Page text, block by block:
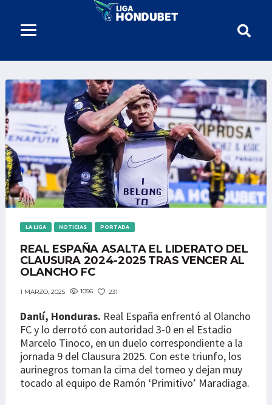
LA LIGA NOTICIAS PORTADA
REAL ESPAÑA ASALTA EL LIDERATO DEL
CLAUSURA 2024-2025 TRAS VENCER AL
OLANCHO FC
1 MARZO, 2025 1056 231
Danlí, Honduras. Real España enfrentó al Olancho
FC y lo derrotó con autoridad 3-0 en el Estadio
Marcelo Tinoco, en un duelo correspondiente a la
jornada 9 del Clausura 2025. Con este triunfo, los
aurinegros toman la cima del torneo y dejan muy
tocado al equipo de Ramón ‘Primitivo’ Maradiaga.